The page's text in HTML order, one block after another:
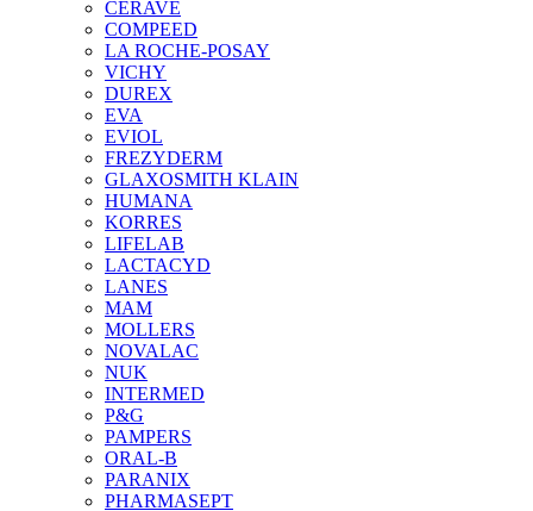
CERAVE
COMPEED
LA ROCHE-POSAY
VICHY
DUREX
EVA
EVIOL
FREZYDERM
GLAXOSMITH KLAIN
HUMANA
KORRES
LIFELAB
LACTACYD
LANES
MAM
MOLLERS
NOVALAC
NUK
INTERMED
P&G
PAMPERS
ORAL-B
PARANIX
PHARMASEPT